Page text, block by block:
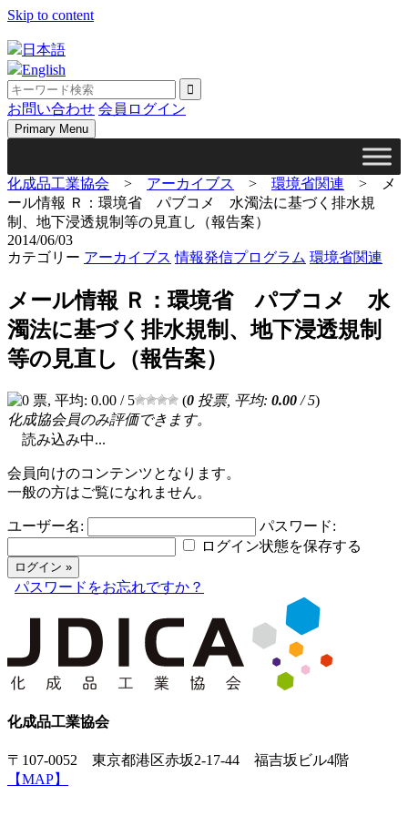
Skip to content
日本語
English
お問い合わせ 会員ログイン
Primary Menu
化成品工業協会 > アーカイブス > 環境省関連 >
メ
ール情報 Ｒ：環境省 パブコメ 水濁法に基づく排水規
制、地下浸透規制等の見直し（報告案）
2014/06/03
カテゴリー アーカイブス 情報発信プログラム 環境省関連
メール情報 Ｒ：環境省 パブコメ 水
濁法に基づく排水規制、地下浸透規制
等の見直し（報告案）
(0 投票, 平均: 0.00 / 5)
化成協会員のみ評価できます。
読み込み中...
会員向けのコンテンツとなります。
一般の方はご覧になれません。
ユーザー名:
パスワード:
ログイン状態を保存する
パスワードをお忘れですか？
化成品工業協会
〒107-0052 東京都港区赤坂2-17-44 福吉坂ビル4階
【MAP】